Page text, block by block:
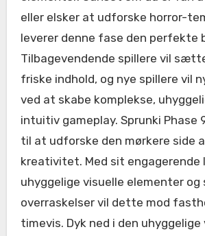
eller elsker at udforske horror-
leverer denne fase den perfekte
Tilbagevendende spillere vil
friske indhold, og nye spillere vil
ved at skabe komplekse,
intuitiv gameplay. Sprunki Phase
til at udforske den mørkere side
kreativitet. Med sit engagerende
uhyggelige visuelle elementer og
overraskelser vil dette mod
timevis. Dyk ned i den